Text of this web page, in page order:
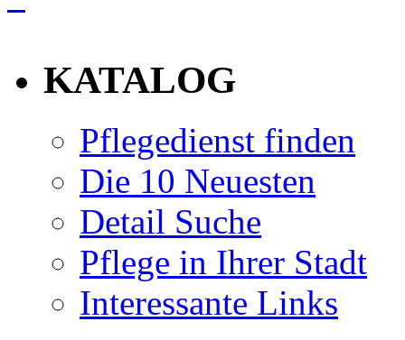
KATALOG
Pflegedienst finden
Die 10 Neuesten
Detail Suche
Pflege in Ihrer Stadt
Interessante Links